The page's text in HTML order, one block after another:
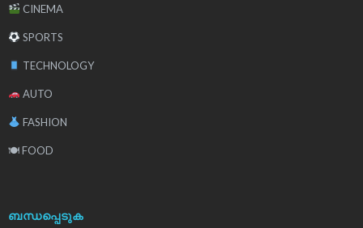
CINEMA
SPORTS
TECHNOLOGY
AUTO
FASHION
🍽 FOOD
ബന്ധപ്പെടുക